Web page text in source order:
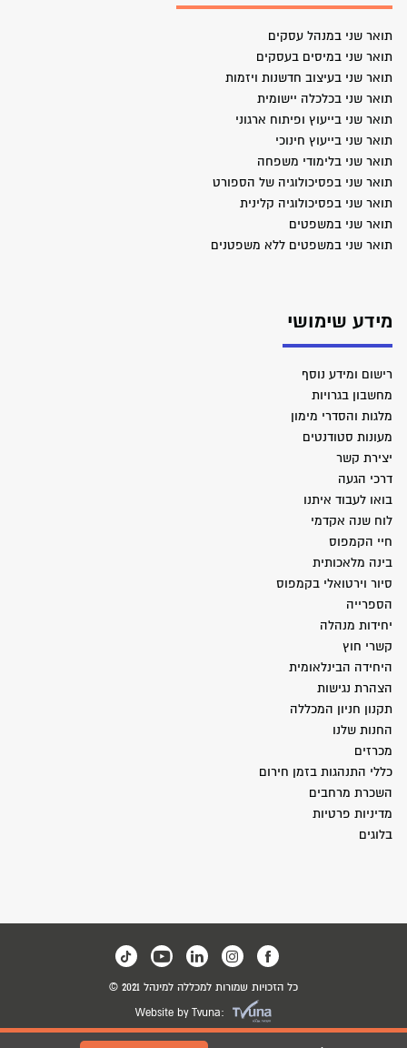
תואר שני במנהל עסקים
תואר שני במיסים בעסקים
תואר שני בעיצוב חדשנות ויזמות
תואר שני בכלכלה יישומית
תואר שני בייעוץ ופיתוח ארגוני
תואר שני בייעוץ חינוכי
תואר שני בלימודי משפחה
תואר שני בפסיכולוגיה של הספורט
תואר שני בפסיכולוגיה קלינית
תואר שני במשפטים
תואר שני במשפטים ללא משפטנים
מידע שימושי
רישום ומידע נוסף
מחשבון בגרויות
מלגות והסדרי מימון
מעונות סטודנטים
יצירת קשר
דרכי הגעה
בואו לעבוד איתנו
לוח שנה אקדמי
חיי הקמפוס
בינה מלאכותית
סיור וירטואלי בקמפוס
הספרייה
יחידות מנהלה
קשרי חוץ
היחידה הבינלאומית
הצהרת נגישות
תקנון חניון המכללה
החנות שלנו
מכרזים
כללי התנהגות בזמן חירום
השכרת מרחבים
מדיניות פרטיות
בלוגים
כל הזכויות שמורות למכללה למינהל 2021 ©
Website by Tvuna: